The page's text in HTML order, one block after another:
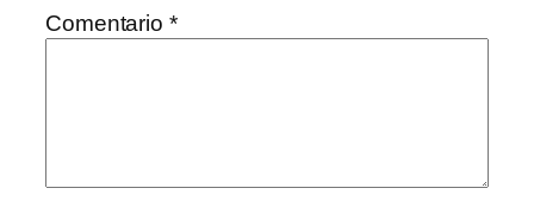
Comentario *